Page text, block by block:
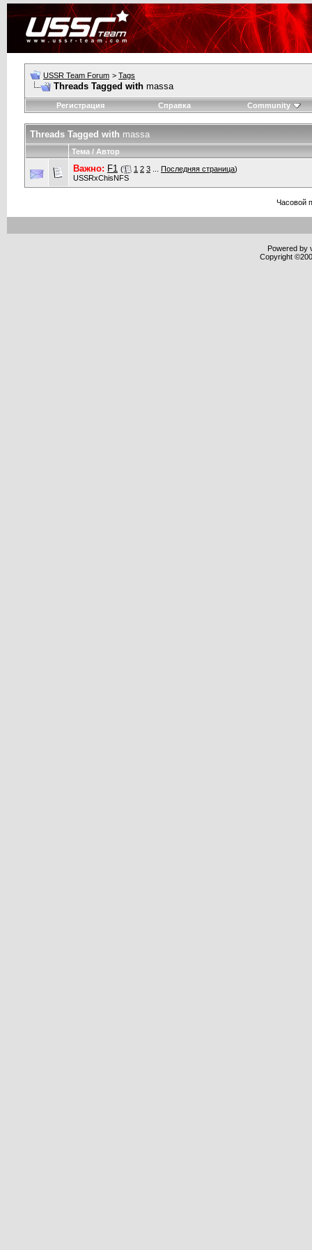
USSR Team Forum > Tags
Threads Tagged with massa
Регистрация Справка Community
Threads Tagged with massa
Тема / Автор
Важно: F1 ( 1 2 3 Последняя страница)
USSRxChisNFS
Часовой
Powered by
Copyright